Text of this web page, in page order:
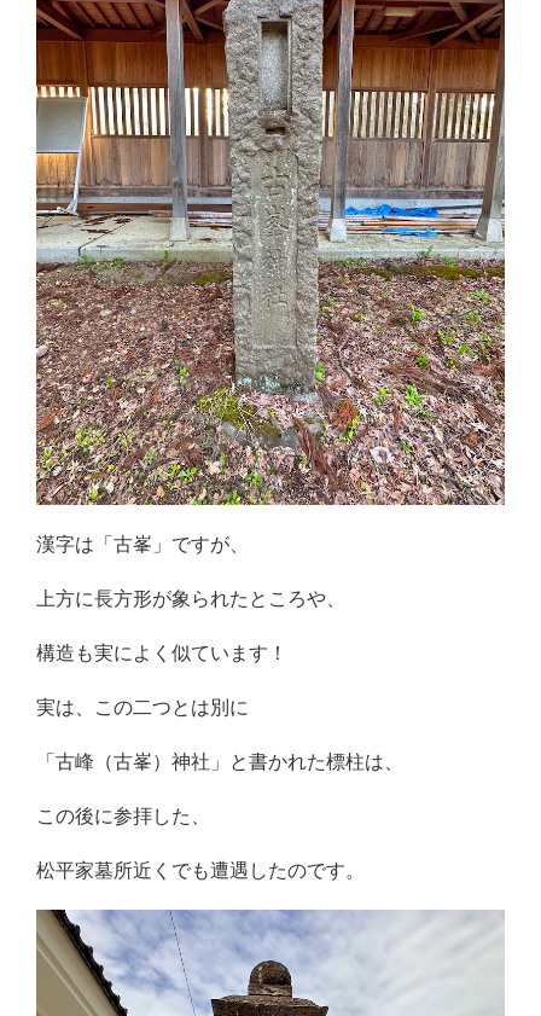
漢字は「古峯」ですが、
上方に長方形が象られたところや、
構造も実によく似ています！
実は、この二つとは別に
「古峰（古峯）神社」と書かれた標柱は、
この後に参拝した、
松平家墓所近くでも遭遇したのです。